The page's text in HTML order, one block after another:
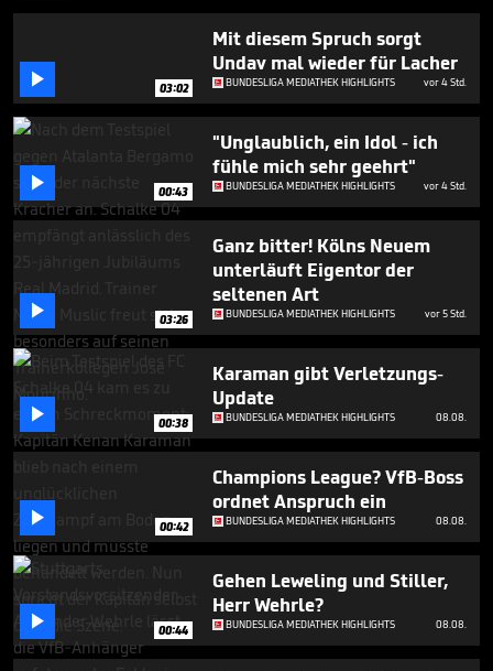
 03:02
Mit diesem Spruch sorgt
Undav mal wieder für Lacher
BUNDESLIGA MEDIATHEK HIGHLIGHTS vor 4 Std.
 00:43
"Unglaublich, ein Idol - ich
fühle mich sehr geehrt"
BUNDESLIGA MEDIATHEK HIGHLIGHTS vor 4 Std.
 03:26
Ganz bitter! Kölns Neuem
unterläuft Eigentor der
seltenen Art
BUNDESLIGA MEDIATHEK HIGHLIGHTS vor 5 Std.
 00:38
Karaman gibt Verletzungs-
Update
BUNDESLIGA MEDIATHEK HIGHLIGHTS 08.08.
 00:42
Champions League? VfB-Boss
ordnet Anspruch ein
BUNDESLIGA MEDIATHEK HIGHLIGHTS 08.08.
 00:44
Gehen Leweling und Stiller,
Herr Wehrle?
BUNDESLIGA MEDIATHEK HIGHLIGHTS 08.08.